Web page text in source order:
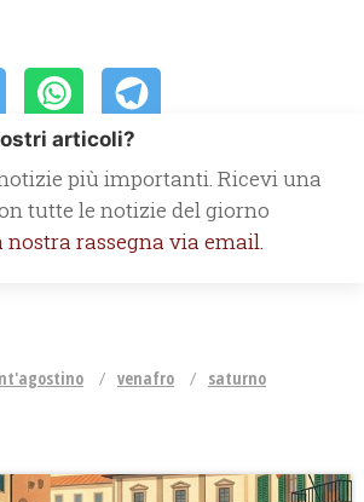
articoli?
più importanti. Ricevi una
tutte le notizie del giorno
rassegna via email.
venafro saturno